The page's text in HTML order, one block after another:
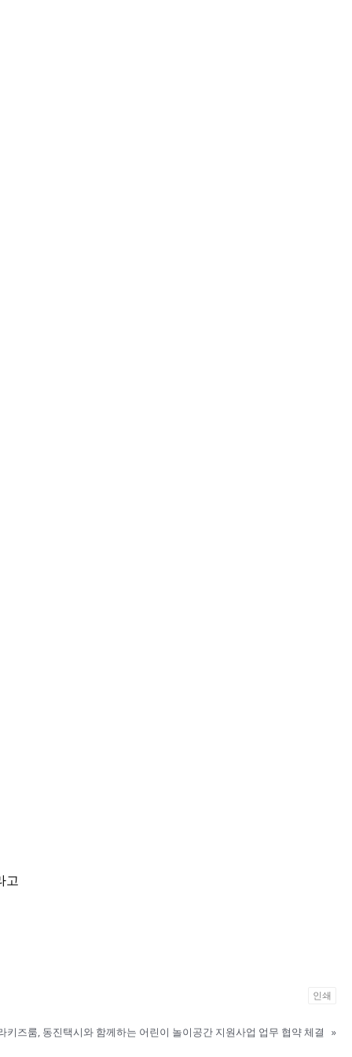
데 데리고 와줘서 너무 고마워요" 라고
인쇄
키즈룸, 동진택시와 함께하는 어린이 놀이공간 지원사업 업무 협약 체결 »